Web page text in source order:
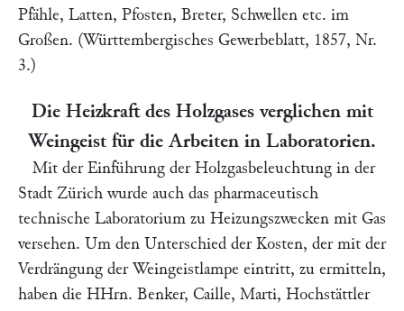
Pfähle, Latten, Pfosten, Breter, Schwellen etc. im
Großen. (Württembergisches Gewerbeblatt, 1857, Nr.
3.)
Die Heizkraft des Holzgases verglichen mit
Weingeist für die Arbeiten in Laboratorien.
Mit der Einführung der Holzgasbeleuchtung in der
Stadt Zürich wurde auch das pharmaceutisch
technische Laboratorium zu Heizungszwecken mit Gas
versehen. Um den Unterschied der Kosten, der mit der
Verdrängung der Weingeistlampe eintritt, zu ermitteln,
haben die HHrn. Benker, Caille, Marti, Hochstättler